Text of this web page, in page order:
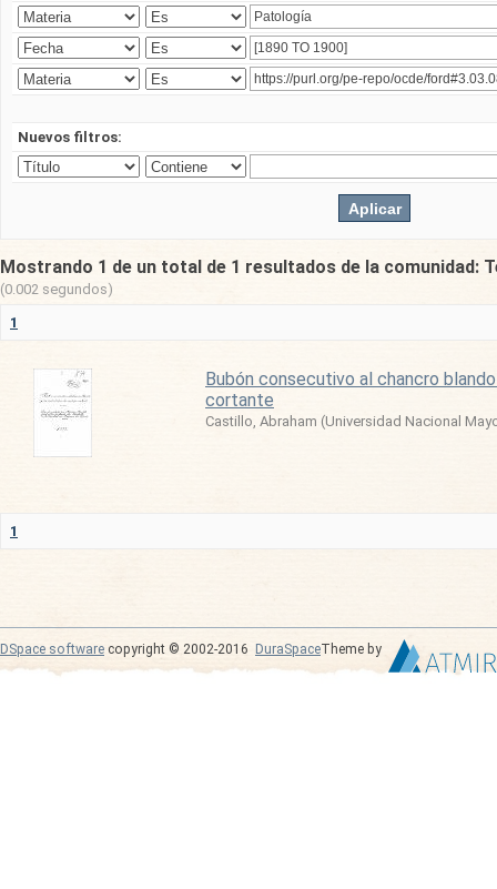
Nuevos filtros:
Mostrando 1 de un total de 1 resultados de la comunidad:
(0.002 segundos)
1
Bubón consecutivo al chancro
cortante
Castillo, Abraham (Universidad Nacional
1
DSpace software copyright © 2002-2016 DuraSpaceTheme by